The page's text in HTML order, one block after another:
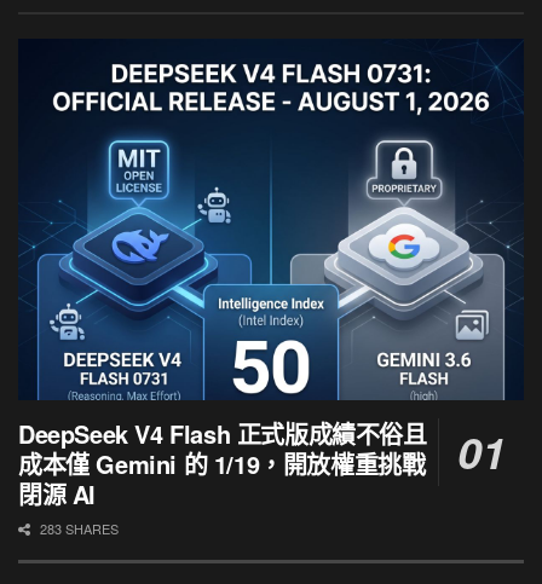
DeepSeek V4 Flash 正式版成績不俗且
成本僅 Gemini 的 1/19，開放權重挑戰
閉源 AI
283 SHARES